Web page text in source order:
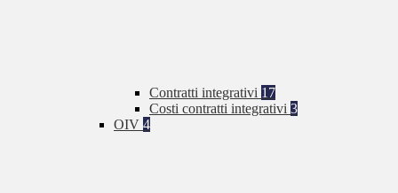
Contratti integrativi 17
Costi contratti integrativi 3
OIV 4